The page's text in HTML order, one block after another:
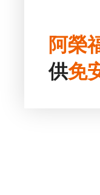
阿榮
供免